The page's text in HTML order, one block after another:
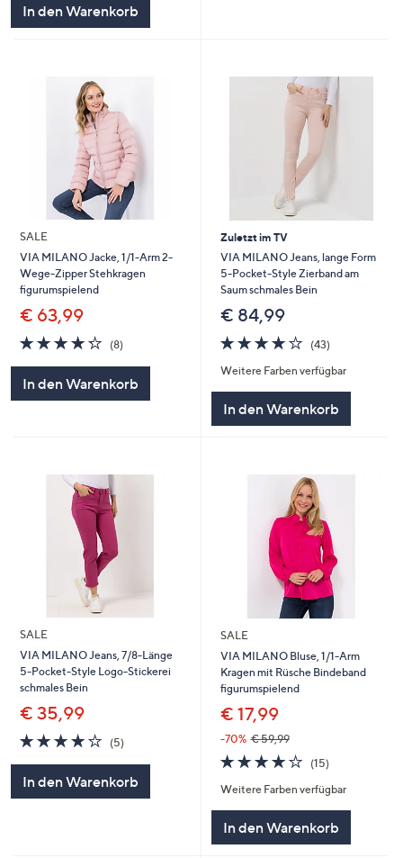
In den Warenkorb
SALE
VIA MILANO Jacke, 1/1-Arm 2-
Wege-Zipper Stehkragen
figurumspielend
€ 63,99
4.2
von
5
(8)
In den Warenkorb
Zuletzt im TV
VIA MILANO Jeans, lange Form
5-Pocket-Style Zierband am
Saum schmales Bein
€ 84,99
4.2
von
5
(43)
Weitere Farben verfügbar
In den Warenkorb
SALE
VIA MILANO Jeans, 7/8-Länge
5-Pocket-Style Logo-Stickerei
schmales Bein
€ 35,99
4.2
von
5
(5)
In den Warenkorb
SALE
VIA MILANO Bluse, 1/1-Arm
Kragen mit Rüsche Bindeband
figurumspielend
€ 17,99
-70% € 59,99
4.2
von
5
(15)
Weitere Farben verfügbar
In den Warenkorb